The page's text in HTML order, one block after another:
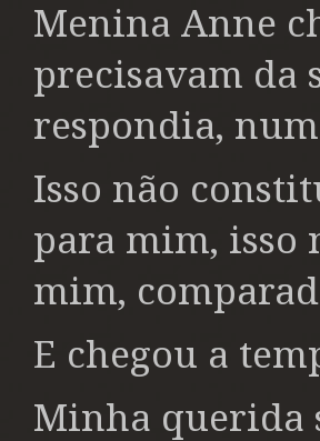
Menina Anne
precisavam da
respondia,
Isso não
para mim, isso
mim,
E chegou a
Minha querida